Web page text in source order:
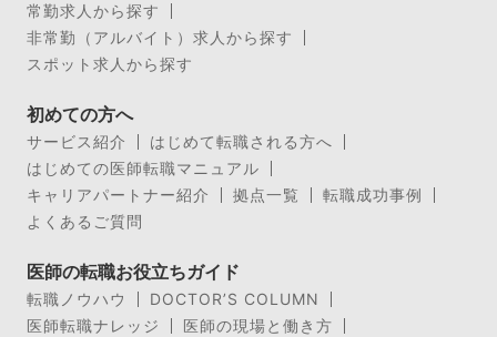
常勤求人から探す
非常勤（アルバイト）求人から探す
スポット求人から探す
初めての方へ
サービス紹介
はじめて転職される方へ
はじめての医師転職マニュアル
キャリアパートナー紹介
拠点一覧
転職成功事例
よくあるご質問
医師の転職お役立ちガイド
転職ノウハウ
DOCTOR’S COLUMN
医師転職ナレッジ
医師の現場と働き方